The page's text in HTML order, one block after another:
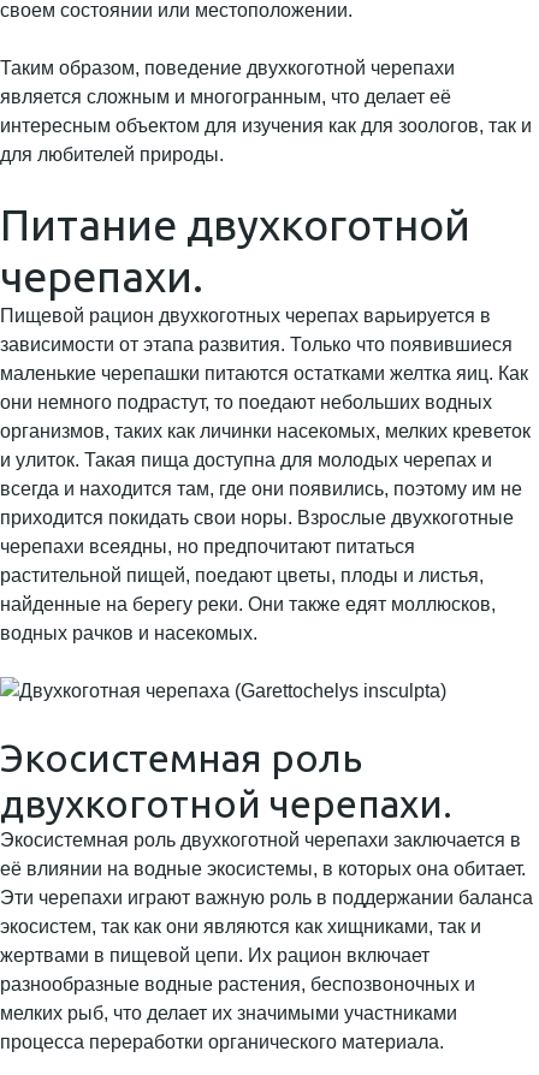
своем состоянии или местоположении.
Таким образом, поведение двухкоготной черепахи
является сложным и многогранным, что делает её
интересным объектом для изучения как для зоологов, так и
для любителей природы.
Питание двухкоготной
черепахи.
Пищевой рацион двухкоготных черепах варьируется в
зависимости от этапа развития. Только что появившиеся
маленькие черепашки питаются остатками желтка яиц. Как
они немного подрастут, то поедают небольших водных
организмов, таких как личинки насекомых, мелких креветок
и улиток. Такая пища доступна для молодых черепах и
всегда и находится там, где они появились, поэтому им не
приходится покидать свои норы. Взрослые двухкоготные
черепахи всеядны, но предпочитают питаться
растительной пищей, поедают цветы, плоды и листья,
найденные на берегу реки. Они также едят моллюсков,
водных рачков и насекомых.
Экосистемная роль
двухкоготной черепахи.
Экосистемная роль двухкоготной черепахи заключается в
её влиянии на водные экосистемы, в которых она обитает.
Эти черепахи играют важную роль в поддержании баланса
экосистем, так как они являются как хищниками, так и
жертвами в пищевой цепи. Их рацион включает
разнообразные водные растения, беспозвоночных и
мелких рыб, что делает их значимыми участниками
процесса переработки органического материала.